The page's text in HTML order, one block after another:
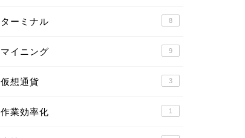
ターミナル 8
マイニング 9
仮想通貨 3
作業効率化 1